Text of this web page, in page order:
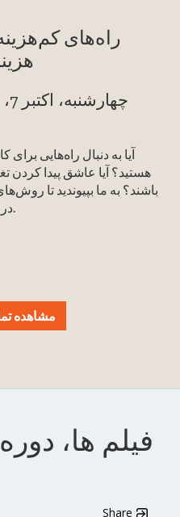
راه‌های
آیا به دنبال راه‌هایی
هستید؟ آیا عاشق پیدا کردن
باشند؟ به ما بپیوندید تا
در مصرف انرژی و هزینه را بیاموزید.
مشاهده
فیلم ها،